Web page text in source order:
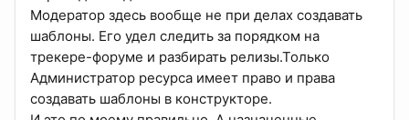
Модератор здесь вообще не при делах создавать
шаблоны. Его удел следить за порядком на
трекере-форуме и разбирать релизы.Только
Администратор ресурса имеет право и права
создавать шаблоны в конструкторе.